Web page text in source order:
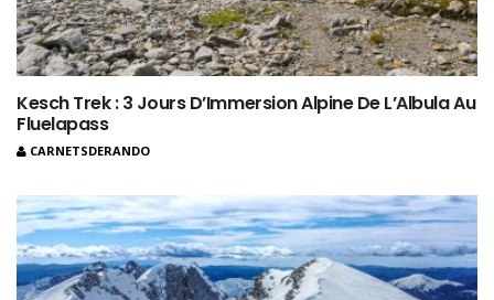
Kesch Trek : 3 Jours D’Immersion Alpine De L’Albula Au
Fluelapass
CARNETSDERANDO